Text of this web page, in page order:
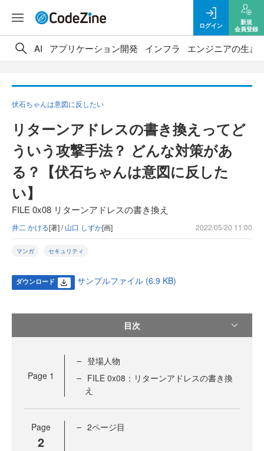
ログイン
新規
会員登録
AI アプリケーション開発 インフラ エンジニアの生き
伏石ちゃんは意図に反したい
リターンアドレスの書き換えってど
ういう攻撃手法？ どんな対策があ
る？【伏石ちゃんは意図に反した
い】
FILE 0x08 リターンアドレスの書き換え
井二 かける[著] /山口 しずか[画] 2022/05/20 11:00
マンガ セキュリティ
ダウンロード サンプルファイル (6.9 KB)
目次
Page 1
登場人物
FILE 0x08：リターンアドレスの書き換
え
Page
2
2ページ目